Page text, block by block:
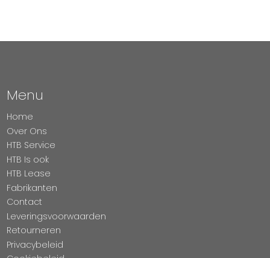
Menu
Home
Over Ons
HTB Service
HTB Is ook
HTB Lease
Fabrikanten
Contact
Leveringsvoorwaarden
Retourneren
Privacybeleid